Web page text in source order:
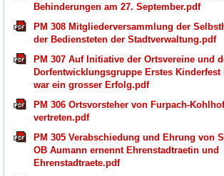
Behinderungen am 27. September.pdf
PM 308 Mitgliederversammlung der
der Bediensteten der Stadtverwaltung.pdf
PM 307 Auf Initiative der Ortsvereine und
Dorfentwicklungsgruppe Erstes Kinderfest
war ein grosser Erfolg.pdf
PM 306 Ortsvorsteher von Furpach-
vertreten.pdf
PM 305 Verabschiedung und Ehrung von
OB Aumann ernennt Ehrenstadtraetin und
Ehrenstadtraete.pdf